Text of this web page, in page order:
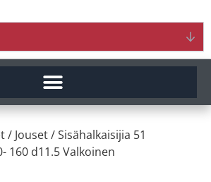
/ Jouset/Sisähalkaisijia 51
160 d11.5 Valkoinen